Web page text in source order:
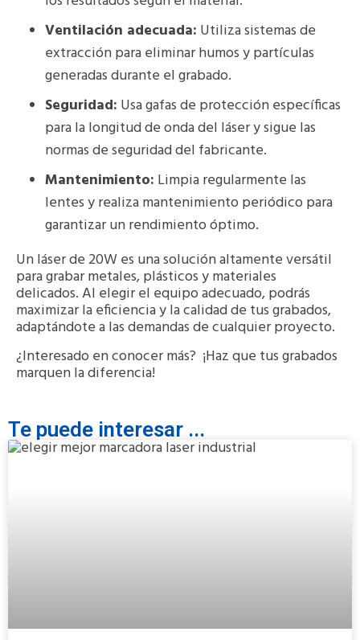
Ventilación adecuada: Utiliza sistemas de
extracción para eliminar humos y partículas
generadas durante el grabado.
Seguridad: Usa gafas de protección específicas
para la longitud de onda del láser y sigue las
normas de seguridad del fabricante.
Mantenimiento: Limpia regularmente las
lentes y realiza mantenimiento periódico para
garantizar un rendimiento óptimo.
Un láser de 20W es una solución altamente versátil
para grabar metales, plásticos y materiales
delicados. Al elegir el equipo adecuado, podrás
maximizar la eficiencia y la calidad de tus grabados,
adaptándote a las demandas de cualquier proyecto.
¿Interesado en conocer más? ¡Haz que tus grabados
marquen la diferencia!
Te puede interesar ...